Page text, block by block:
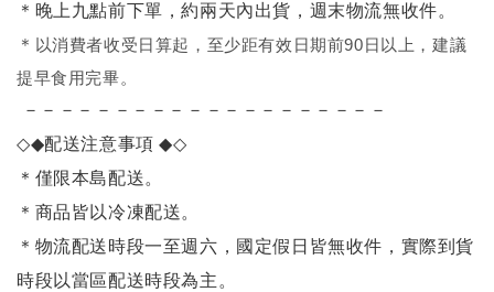
＊晚上九點前下單，約兩天內出貨，週末物流無收件。
＊ 以消費者收受日算起，至少距有效日期前90日以上，建議
提早食用完畢。
－－－－－－－－－－－－－－－－－－－－
◇◆配送注意事項◆◇
＊僅限本島配送。
＊商品皆以冷凍配送。
＊物流配送時段一至週六，國定假日皆無收件，實際到貨
時段以當區配送時段為主。